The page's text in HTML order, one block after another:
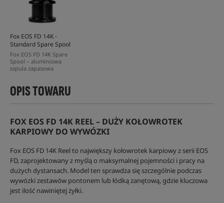
Fox EOS FD 14K -
Standard Spare Spool
Fox EOS FD 14K Spare
Spool – aluminiowa
szpula zapasowa
OPIS TOWARU
FOX EOS FD 14K REEL – DUŻY KOŁOWROTEK
KARPIOWY DO WYWÓZKI
Fox EOS FD 14K Reel to największy kołowrotek karpiowy z serii EOS
FD, zaprojektowany z myślą o maksymalnej pojemności i pracy na
dużych dystansach. Model ten sprawdza się szczególnie podczas
wywózki zestawów pontonem lub łódką zanętową, gdzie kluczowa
jest ilość nawiniętej żyłki.